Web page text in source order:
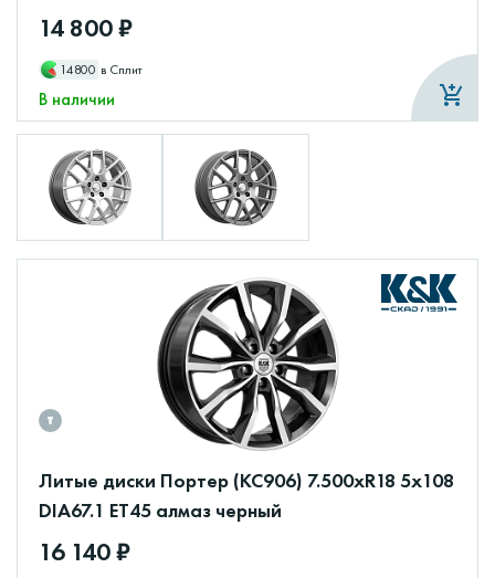
14 800 ₽
14800 в Сплит
В наличии
Литые диски Портер (КС906) 7.500xR18 5x108
DIA67.1 ET45 алмаз черный
16 140 ₽